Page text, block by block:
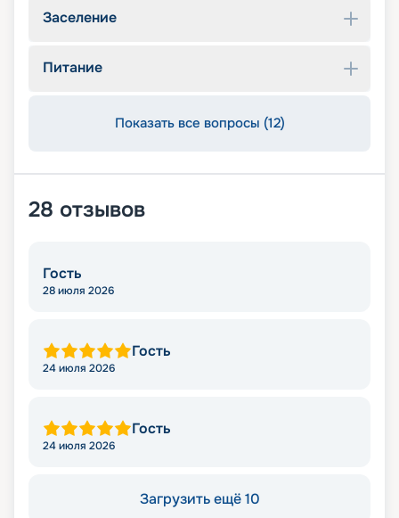
Заселение
Питание
Показать все вопросы (12)
28 отзывов
Гость
28 июля 2026
Гость
24 июля 2026
Гость
24 июля 2026
Загрузить ещё 10